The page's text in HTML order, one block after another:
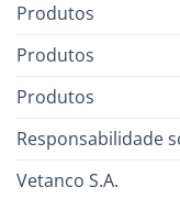
Produtos
Produtos
Produtos
Responsabilidade
Vetanco S.A.